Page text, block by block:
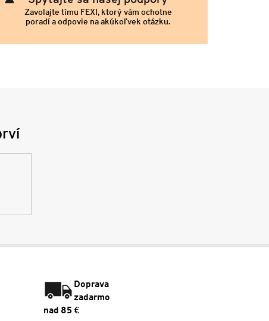
Zavolajte tímu FEXI, ktorý vám ochotne
poradí a odpovie na akúkoľvek otázku.
Doprava
zadarmo
nad 85 €